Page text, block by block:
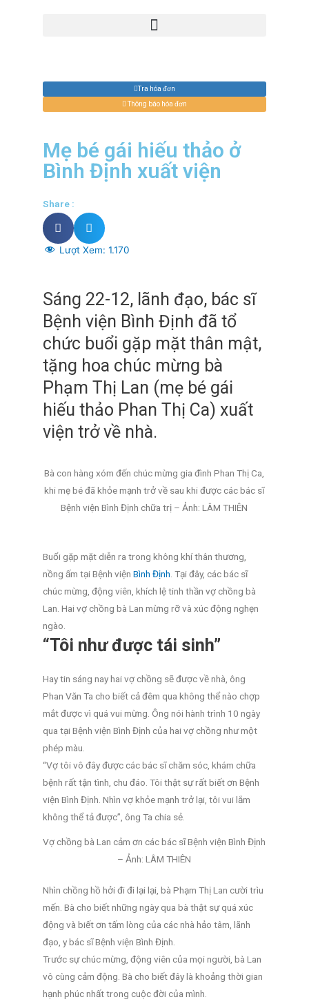
Tra hóa đơn
Thông báo hóa đơn
Mẹ bé gái hiếu thảo ở
Bình Định xuất viện
Share :
Lượt Xem: 1.170
Sáng 22-12, lãnh đạo, bác sĩ
Bệnh viện Bình Định đã tổ
chức buổi gặp mặt thân mật,
tặng hoa chúc mừng bà
Phạm Thị Lan (mẹ bé gái
hiếu thảo Phan Thị Ca) xuất
viện trở về nhà.
Bà con hàng xóm đến chúc mừng gia đình Phan Thị Ca,
khi mẹ bé đã khỏe mạnh trở về sau khi được các bác sĩ
Bệnh viện Bình Định chữa trị – Ảnh: LÂM THIÊN
Buổi gặp mặt diễn ra trong không khí thân thương,
nồng ấm tại Bệnh viện Bình Định . Tại đây, các bác sĩ
chúc mừng, động viên, khích lệ tinh thần vợ chồng bà
Lan. Hai vợ chồng bà Lan mừng rỡ và xúc động nghẹn
ngào.
“Tôi như được tái sinh”
Hay tin sáng nay hai vợ chồng sẽ được về nhà, ông
Phan Văn Ta cho biết cả đêm qua không thể nào chợp
mắt được vì quá vui mừng. Ông nói hành trình 10 ngày
qua tại Bệnh viện Bình Định của hai vợ chồng như một
phép màu.
“Vợ tôi vô đây được các bác sĩ chăm sóc, khám chữa
bệnh rất tận tình, chu đáo. Tôi thật sự rất biết ơn Bệnh
viện Bình Định. Nhìn vợ khỏe mạnh trở lại, tôi vui lắm
không thể tả được”, ông Ta chia sẻ.
Vợ chồng bà Lan cảm ơn các bác sĩ Bệnh viện Bình Định
– Ảnh: LÂM THIÊN
Nhìn chồng hồ hởi đi đi lại lại, bà Phạm Thị Lan cười trìu
mến. Bà cho biết những ngày qua bà thật sự quá xúc
động và biết ơn tấm lòng của các nhà hảo tâm, lãnh
đạo, y bác sĩ Bệnh viện Bình Định.
Trước sự chúc mừng, động viên của mọi người, bà Lan
vô cùng cảm động. Bà cho biết đây là khoảng thời gian
hạnh phúc nhất trong cuộc đời của mình.